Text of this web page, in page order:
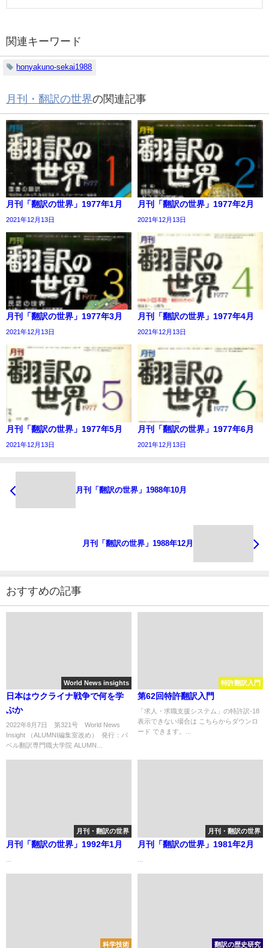
関連キーワード
honyakuno-sekai1988
月刊・翻訳の世界の関連記事
月刊「翻訳の世界」1977年1月
2021年12月13日
月刊「翻訳の世界」1977年2月
2021年12月13日
月刊「翻訳の世界」1977年3月
2021年12月13日
月刊「翻訳の世界」1977年4月
2021年12月13日
月刊「翻訳の世界」1977年5月
2021年12月13日
月刊「翻訳の世界」1977年6月
2021年12月13日
月刊「翻訳の世界」1988年10月
月刊「翻訳の世界」1988年12月
おすすめの記事
World News insights
日本はウクライナ戦争で何を学
ぶか
2022年8月7日 第321号 World News
Insight （ALUMNI編集室改め） 発行：バ
ベル翻訳専門職大学院 ALUMN...
特許翻訳入門
第62回特許翻訳入門
「求人・求職支援システム」の特許訳-18
表示できない場合は こちらからダウンロ
ード できます。...
月刊・翻訳の世界
月刊「翻訳の世界」1992年1月
月刊・翻訳の世界
月刊「翻訳の世界」1981年2月
科学技術 翻訳の歴史研究